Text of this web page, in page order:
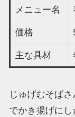
メニュー名
価格
主な具材
じゅげむそば
でかき揚げに